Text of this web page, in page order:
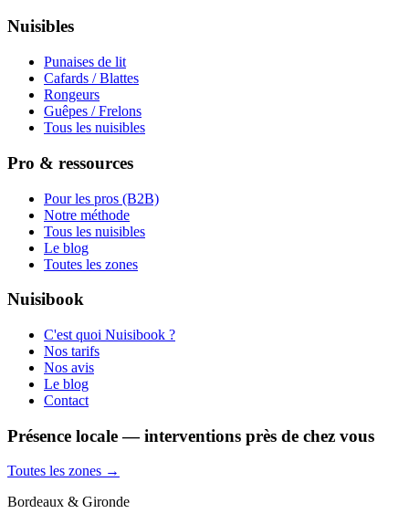
Nuisibles
Punaises de lit
Cafards / Blattes
Rongeurs
Guêpes / Frelons
Tous les nuisibles
Pro & ressources
Pour les pros (B2B)
Notre méthode
Tous les nuisibles
Le blog
Toutes les zones
Nuisibook
C'est quoi Nuisibook ?
Nos tarifs
Nos avis
Le blog
Contact
Présence locale — interventions près de chez vous
Toutes les zones →
Bordeaux & Gironde